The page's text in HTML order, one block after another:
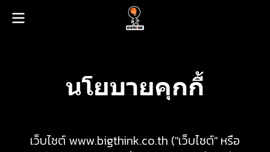
นโยบายคุกกี้
เว็บไซต์ www.bigthink.co.th ("เว็บไซต์" หรือ